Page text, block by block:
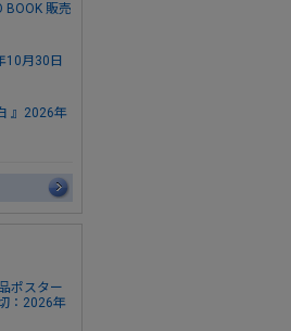
BOOK 販売
10月30日
』2026年
ポスター
：2026年